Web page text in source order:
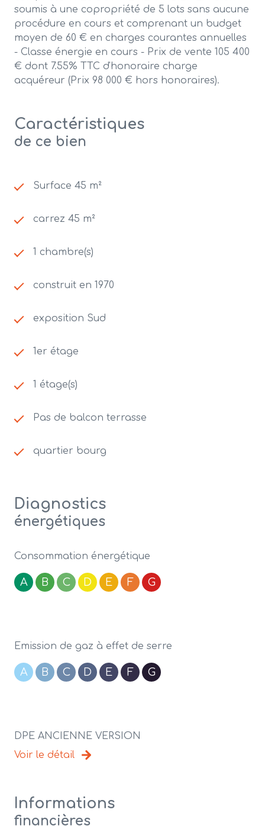
soumis à une copropriété de 5 lots sans aucune
procédure en cours et comprenant un budget
moyen de 60 € en charges courantes annuelles
- Classe énergie en cours - Prix de vente 105 400
€ dont 7.55% TTC d'honoraire charge
acquéreur (Prix 98 000 € hors honoraires).
Caractéristiques
de ce bien
Surface 45 m²
carrez 45 m²
1 chambre(s)
construit en 1970
exposition Sud
1er étage
1 étage(s)
Pas de balcon terrasse
quartier bourg
Diagnostics
énergétiques
Consommation énergétique
A B C D E F G
Emission de gaz à effet de serre
A B C D E F G
DPE ANCIENNE VERSION
Voir le détail
Informations
financières